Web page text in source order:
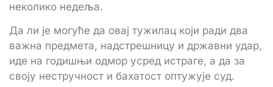
неколико недеља.
Да ли је могуће да овај тужилац који ради два
важна предмета, надстрешницу и државни удар,
иде на годишњи одмор усред истраге, а да за
своју нестручност и бахатост оптужује суд.